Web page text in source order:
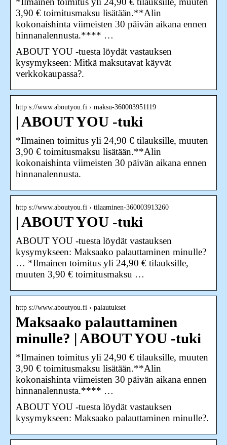
3,90 € toimitusmaksu lisätään.**Alin
kokonaishinta viimeisten 30 päivän aikana ennen
hinnanalennusta.**** …
ABOUT YOU -tuesta löydät vastauksen
kysymykseen: Mitkä maksutavat käyvät
verkkokaupassa?.
http s://www.aboutyou.fi › maksu-360003951119
| ABOUT YOU -tuki
*Ilmainen toimitus yli 24,90 € tilauksille, muuten
3,90 € toimitusmaksu lisätään.**Alin
kokonaishinta viimeisten 30 päivän aikana ennen
hinnanalennusta.
http s://www.aboutyou.fi › tilaaminen-360003913260
| ABOUT YOU -tuki
ABOUT YOU -tuesta löydät vastauksen
kysymykseen: Maksaako palauttaminen minulle?
… *Ilmainen toimitus yli 24,90 € tilauksille,
muuten 3,90 € toimitusmaksu …
http s://www.aboutyou.fi › palautukset
Maksaako palauttaminen
minulle? | ABOUT YOU -tuki
*Ilmainen toimitus yli 24,90 € tilauksille, muuten
3,90 € toimitusmaksu lisätään.**Alin
kokonaishinta viimeisten 30 päivän aikana ennen
hinnanalennusta.**** …
ABOUT YOU -tuesta löydät vastauksen
kysymykseen: Maksaako palauttaminen minulle?.